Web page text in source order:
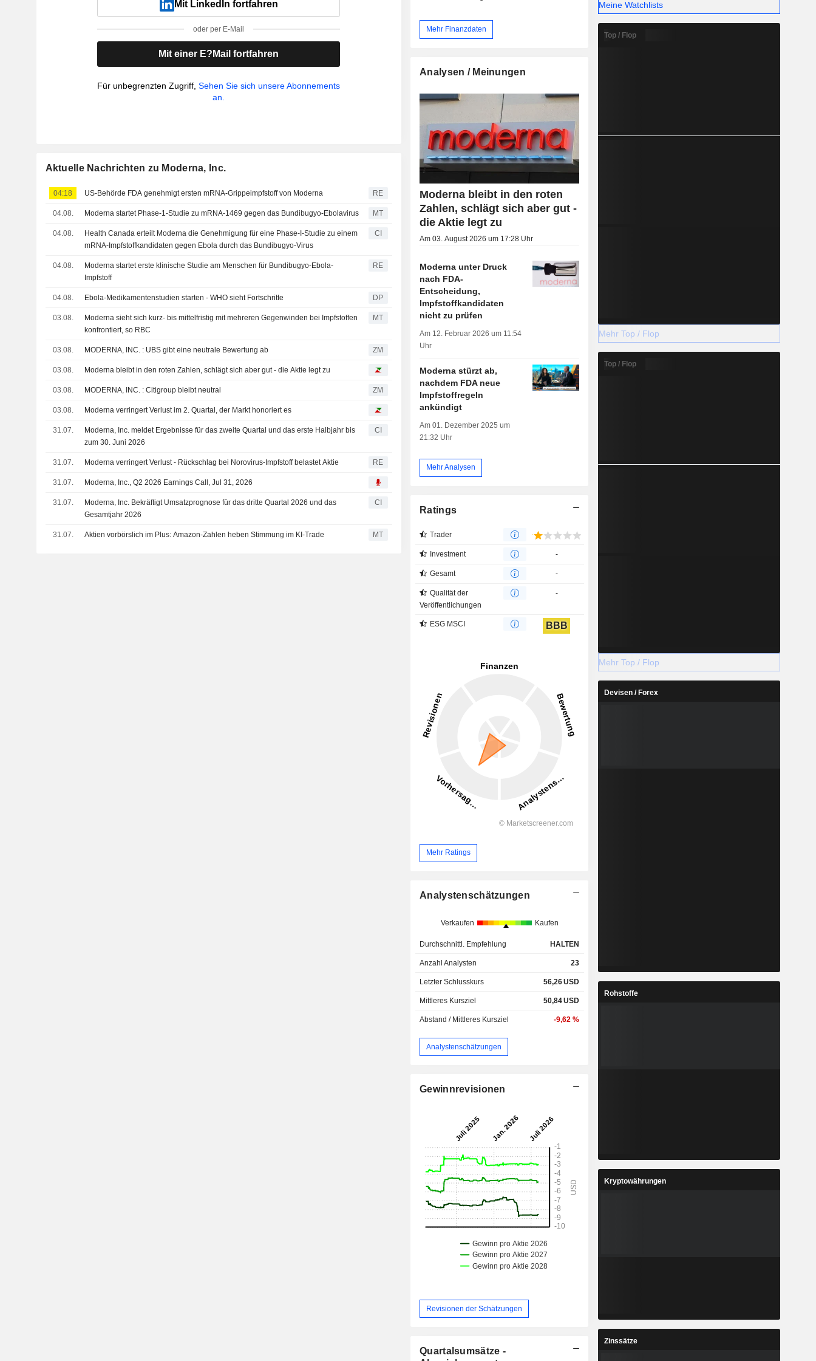
Mit LinkedIn fortfahren
oder per E-Mail
Mit einer E?Mail fortfahren
Für unbegrenzten Zugriff,Sehen Sie sich unsere Abonnements
an.
Aktuelle Nachrichten zu Moderna, Inc.
04:18 US-Behörde FDA genehmigt ersten mRNA-Grippeimpfstoff von Moderna RE
04.08. Moderna startet Phase-1-Studie zu mRNA-1469 gegen das Bundibugyo-Ebolavirus MT
04.08.
Health Canada erteilt Moderna die Genehmigung für eine Phase-I-Studie zu einem
mRNA-Impfstoffkandidaten gegen Ebola durch das Bundibugyo-Virus
CI
04.08.
Moderna startet erste klinische Studie am Menschen für Bundibugyo-Ebola-
Impfstoff
RE
04.08. Ebola-Medikamentenstudien starten - WHO sieht Fortschritte DP
03.08.
Moderna sieht sich kurz- bis mittelfristig mit mehreren Gegenwinden bei Impfstoffen
konfrontiert, so RBC
MT
03.08. MODERNA, INC. : UBS gibt eine neutrale Bewertung ab ZM
03.08. Moderna bleibt in den roten Zahlen, schlägt sich aber gut - die Aktie legt zu
03.08. MODERNA, INC. : Citigroup bleibt neutral ZM
03.08. Moderna verringert Verlust im 2. Quartal, der Markt honoriert es
31.07.
Moderna, Inc. meldet Ergebnisse für das zweite Quartal und das erste Halbjahr bis
zum 30. Juni 2026
CI
31.07. Moderna verringert Verlust - Rückschlag bei Norovirus-Impfstoff belastet Aktie RE
31.07. Moderna, Inc., Q2 2026 Earnings Call, Jul 31, 2026
31.07.
Moderna, Inc. Bekräftigt Umsatzprognose für das dritte Quartal 2026 und das
Gesamtjahr 2026
CI
31.07. Aktien vorbörslich im Plus: Amazon-Zahlen heben Stimmung im KI-Trade MT
Mehr Finanzdaten
Analysen / Meinungen
Moderna bleibt in den roten
Zahlen, schlägt sich aber gut -
die Aktie legt zu
Am 03. August 2026 um 17:28 Uhr
Moderna unter Druck
nach FDA-
Entscheidung,
Impfstoffkandidaten
nicht zu prüfen
Am 12. Februar 2026 um 11:54
Uhr
Moderna stürzt ab,
nachdem FDA neue
Impfstoffregeln
ankündigt
Am 01. Dezember 2025 um
21:32 Uhr
Mehr Analysen
Ratings
Trader
Investment -
Gesamt -
Qualität der
Veröffentlichungen
-
ESG MSCI BBB
Mehr Ratings
Analystenschätzungen
Verkaufen Kaufen
Durchschnittl. Empfehlung HALTEN
Anzahl Analysten 23
Letzter Schlusskurs 56,26USD
Mittleres Kursziel 50,84USD
Abstand / Mittleres Kursziel -9,62 %
Analystenschätzungen
Gewinnrevisionen
Revisionen der Schätzungen
Quartalsumsätze -
Meine Watchlists
Top / Flop
Mehr Top / Flop
Top / Flop
Mehr Top / Flop
Devisen / Forex
Rohstoffe
Kryptowährungen
Zinssätze